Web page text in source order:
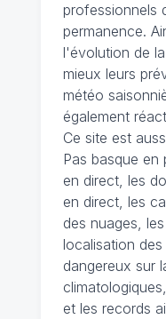
professionnels
permanence.
l'évolution de
mieux leurs
météo
également
Ce site est
Pas basque en
en direct, les
en direct, les
des nuages,
localisation
dangereux sur
et les records